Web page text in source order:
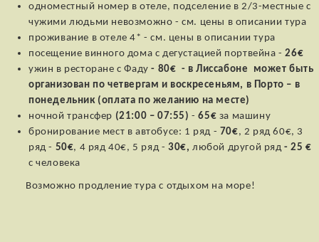
одноместный номер в отеле, подселение в 2/3-местные с
чужими людьми невозможно - см. цены в описании тура
проживание в отеле 4* - см. цены в описании тура
посещение винного дома с дегустацией портвейна -26€
ужин в ресторане с Фаду - 80€ - в Лиссабоне может быть
организован по четвергам и воскресеньям, в Порто – в
понедельник (оплата по желанию на месте)
ночной трансфер (21:00 – 07:55) -65€ за машину
бронирование мест в автобусе: 1 ряд - 70€, 2 ряд 60€, 3
ряд - 50€, 4 ряд 40€, 5 ряд -30€,любой другой ряд- 25 €
с человека
Возможно продление тура с отдыхом на море!